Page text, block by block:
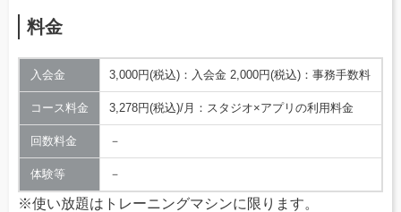
料金
入会金 3,000円(税込)：入会金 2,000円(税込)：事務手数料
コース料金 3,278円(税込)/月：スタジオ×アプリの利用料金
回数料金 －
体験等 －
※使い放題はトレーニングマシンに限ります。